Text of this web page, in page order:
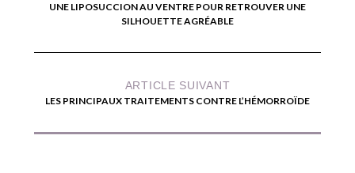
UNE LIPOSUCCION AU VENTRE POUR RETROUVER UNE
SILHOUETTE AGRÉABLE
ARTICLE SUIVANT
LES PRINCIPAUX TRAITEMENTS CONTRE L’HÉMORROÏDE